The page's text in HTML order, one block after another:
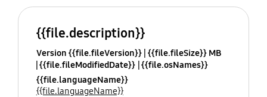
{{file.description}}
Version {{file.fileVersion}} {{file.fileSize}} MB
{{file.fileModifiedDate}} {{file.osNames}}
{{file.languageName}}
{{file.languageName}}